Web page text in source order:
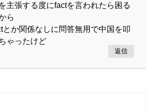
主張する度にfactを言われたら困る
ら
とか関係なしに問答無用で中国を叩
ゃったけど
返信